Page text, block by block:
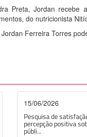
Preta, Jordan recebe
do nutricionista
Ferreira Torres
15/06/2026
Pesquisa de
percepção positiva
públi...